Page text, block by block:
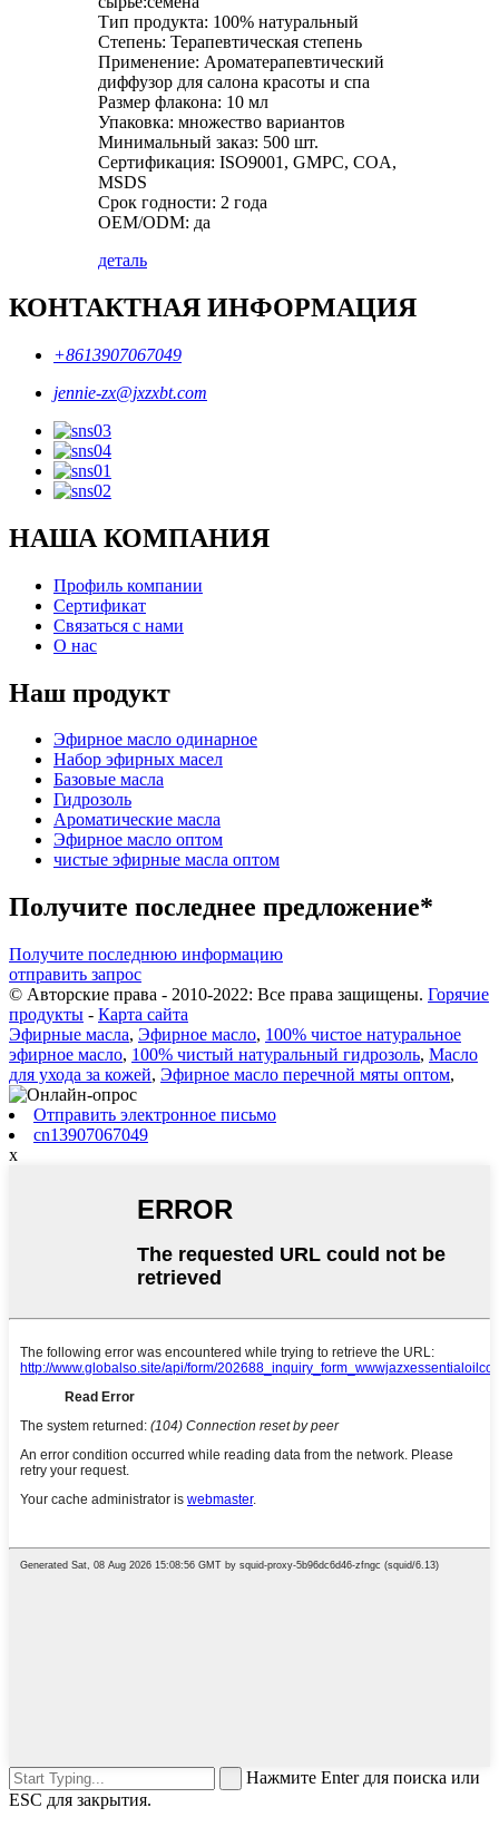
Тип продукта: 100% натуральный
Степень: Терапевтическая степень
Применение: Ароматерапевтический
диффузор для салона красоты и спа
Размер флакона: 10 мл
Упаковка: множество вариантов
Минимальный заказ: 500 шт.
Сертификация: ISO9001, GMPC, COA,
MSDS
Срок годности: 2 года
OEM/ODM: да
деталь
КОНТАКТНАЯ ИНФОРМАЦИЯ
+8613907067049
jennie-zx@jxzxbt.com
НАША КОМПАНИЯ
Профиль компании
Сертификат
Связаться с нами
О нас
Наш продукт
Эфирное масло одинарное
Набор эфирных масел
Базовые масла
Гидрозоль
Ароматические масла
Эфирное масло оптом
чистые эфирные масла оптом
Получите последнее предложение*
Получите последнюю информацию
отправить запрос
© Авторские права - 2010-2022: Все права защищены. Горячие
продукты - Карта сайта
Эфирные масла, Эфирное масло, 100% чистое натуральное
эфирное масло, 100% чистый натуральный гидрозоль, Масло
для ухода за кожей, Эфирное масло перечной мяты оптом,
Отправить электронное письмо
cn13907067049
x
Нажмите Enter для поиска или
ESC для закрытия.